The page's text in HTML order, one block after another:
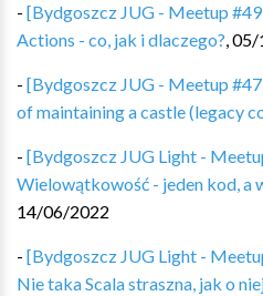
- [Bydgoszcz JUG - Meetup
Actions - co, jak i dlaczego?,05/
- [Bydgoszcz JUG - Meetup
of maintaining a castle (legacy
- [Bydgoszcz JUG Light -
Wielowątkowość - jeden kod, a
14/06/2022
- [Bydgoszcz JUG Light -
Nie taka Scala straszna, jak o